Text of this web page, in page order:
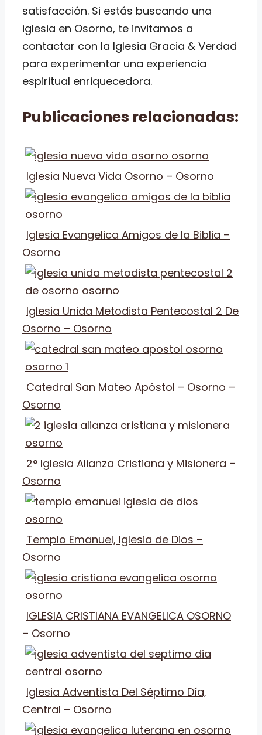
satisfacción. Si estás buscando una
iglesia en Osorno, te invitamos a
contactar con la Iglesia Gracia & Verdad
para experimentar una experiencia
espiritual enriquecedora.
Publicaciones relacionadas:
Iglesia Nueva Vida Osorno – Osorno
Iglesia Evangelica Amigos de la Biblia –
Osorno
Iglesia Unida Metodista Pentecostal 2 De
Osorno – Osorno
Catedral San Mateo Apóstol – Osorno –
Osorno
2° Iglesia Alianza Cristiana y Misionera –
Osorno
Templo Emanuel, Iglesia de Dios –
Osorno
IGLESIA CRISTIANA EVANGELICA OSORNO
– Osorno
Iglesia Adventista Del Séptimo Día,
Central – Osorno